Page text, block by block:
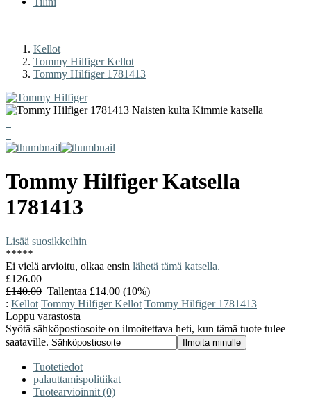
Kellot
Tommy Hilfiger Kellot
Tommy Hilfiger 1781413
Tommy HilfigerKatsella
1781413
Lisää suosikkeihin
*****
Ei vielä arvioitu, olkaa ensin lähetä tämä katsella.
£126.00
£140.00 Tallentaa £14.00 (10%)
: Kellot Tommy Hilfiger Kellot Tommy Hilfiger 1781413
Loppu varastosta
Syötä sähköpostiosoite on ilmoitettava heti, kun tämä tuote tulee
saataville.
Tuotetiedot
palauttamispolitiikat
Tuotearvioinnit (0)